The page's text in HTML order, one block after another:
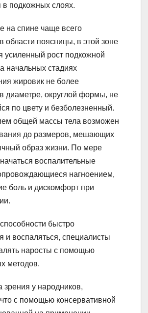
в подкожных слоях.
на спине чаще всего
области поясницы, в этой зоне
усиленный рост подкожной
начальных стадиях
жировик не более
диаметре, округлой формы, не
по цвету и безболезненный.
общей массы тела возможен
до размеров, мешающих
образ жизни. По мере
воспалительные
нагноением,
боль и дискомфорт при
быстро
и воспаляться, специалисты
наросты с помощью
методов.
зрения у народников,
с помощью консервативной